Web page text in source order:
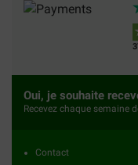
Oui, je souhaite
Recevez chaque semaine
Contact